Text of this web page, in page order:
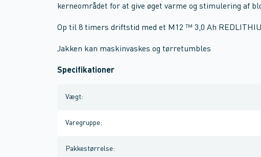
kerneområdet for at give øget varme og stimulering af
Op til 8 timers driftstid med et M12 ™ 3,0 Ah
Jakken kan maskinvaskes og tørretumbles
Specifikationer
Vægt:
Varegruppe:
Pakkestørrelse: